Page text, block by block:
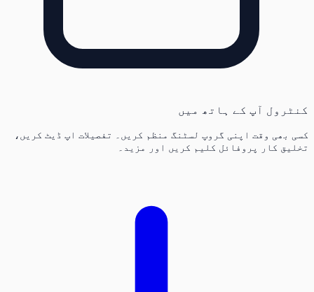
کنٹرول آپ کے ہاتھ میں
کسی بھی وقت اپنی گروپ لسٹنگ منظم کریں۔ تفصیلات اپ ڈیٹ کریں،
تخلیق کار پروفائل کلیم کریں اور مزید۔